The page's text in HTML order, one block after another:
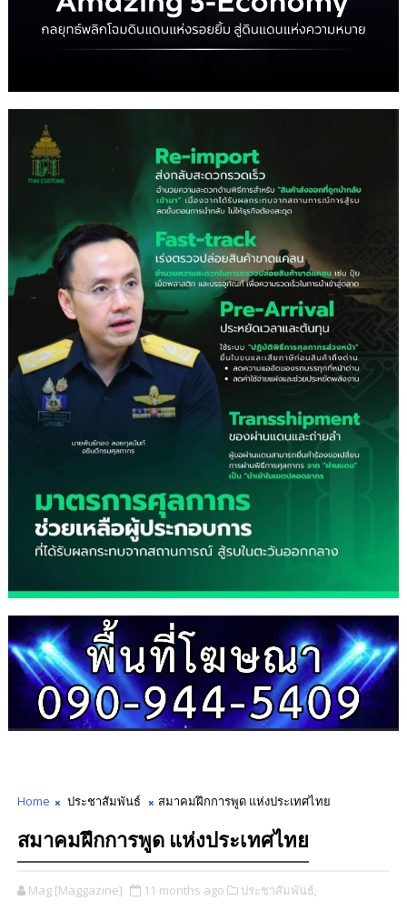
Home ประชาสัมพันธ์ สมาคมฝึกการพูด แห่งประเทศไทย
สมาคมฝึกการพูด แห่งประเทศไทย
Mag [Maggazine] 11 months ago ประชาสัมพันธ์,